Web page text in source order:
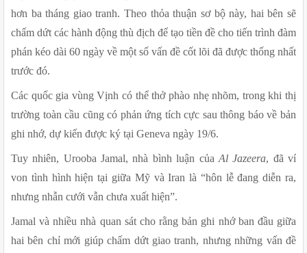
hơn ba tháng giao tranh. Theo thỏa thuận sơ bộ này, hai bên sẽ
chấm dứt các hành động thù địch để tạo tiền đề cho tiến trình đàm
phán kéo dài 60 ngày về một số vấn đề cốt lõi đã được thống nhất
trước đó.
Các quốc gia vùng Vịnh có thể thở phào nhẹ nhõm, trong khi thị
trường toàn cầu cũng có phản ứng tích cực sau thông báo về bản
ghi nhớ, dự kiến được ký tại Geneva ngày 19/6.
Tuy nhiên, Urooba Jamal, nhà bình luận của Al Jazeera, đã ví
von tình hình hiện tại giữa Mỹ và Iran là “hôn lễ đang diễn ra,
nhưng nhẫn cưới vẫn chưa xuất hiện”.
Jamal và nhiều nhà quan sát cho rằng bản ghi nhớ ban đầu giữa
hai bên chỉ mới giúp chấm dứt giao tranh, nhưng những vấn đề